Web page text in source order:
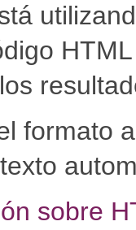
formato
sobre